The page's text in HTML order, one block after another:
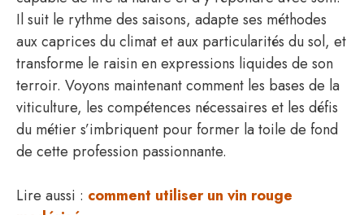
Il suit le rythme des saisons, adapte ses méthodes
aux caprices du climat et aux particularités du sol, et
transforme le raisin en expressions liquides de son
terroir. Voyons maintenant comment les bases de la
viticulture, les compétences nécessaires et les défis
du métier s’imbriquent pour former la toile de fond
de cette profession passionnante.
Lire aussi : comment utiliser un vin rouge